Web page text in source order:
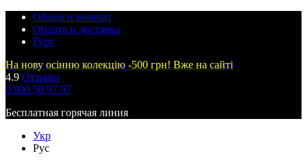
Обмен и возврат
Оплата и доставка
Гурт
На нову осінню колекцію -500 грн! Вже на сайті
4.9 Отзывы
0 800 50 97 97
Бесплатная горячая линия
Укр
Рус